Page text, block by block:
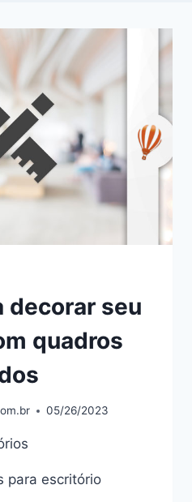
decorar seu
quadros
05/26/2023
para escritório